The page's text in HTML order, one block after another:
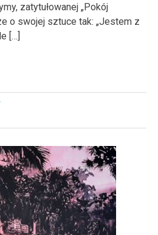
zatytułowanej „Pokój
o swojej sztuce tak: „Jestem z
[…]